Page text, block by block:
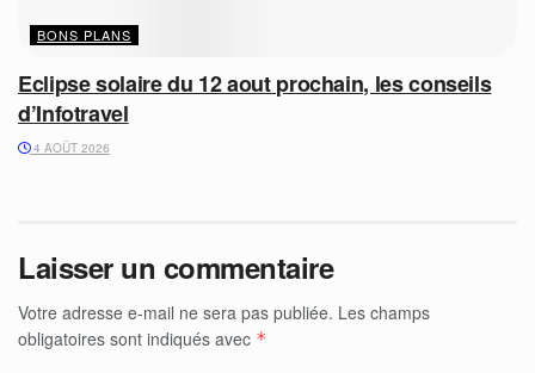
BONS PLANS
Eclipse solaire du 12 aout prochain, les conseils
d’Infotravel
4 AOÛT 2026
Laisser un commentaire
Votre adresse e-mail ne sera pas publiée. Les champs
obligatoires sont indiqués avec *